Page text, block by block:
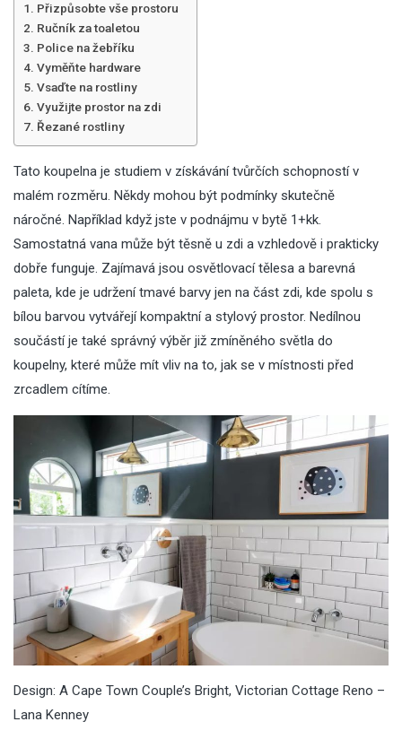
Přizpůsobte vše prostoru
Ručník za toaletou
Police na žebříku
Vyměňte hardware
Vsaďte na rostliny
Využijte prostor na zdi
Řezané rostliny
Tato koupelna je studiem v získávání tvůrčích schopností v
malém rozměru. Někdy mohou být podmínky skutečně
náročné. Například když jste v podnájmu v bytě 1+kk.
Samostatná vana může být těsně u zdi a vzhledově i prakticky
dobře funguje. Zajímavá jsou osvětlovací tělesa a barevná
paleta, kde je udržení tmavé barvy jen na část zdi, kde spolu s
bílou barvou vytvářejí kompaktní a stylový prostor. Nedílnou
součástí je také správný výběr již zmíněného světla do
koupelny, které může mít vliv na to, jak se v místnosti před
zrcadlem cítíme.
Design: A Cape Town Couple’s Bright, Victorian Cottage Reno –
Lana Kenney